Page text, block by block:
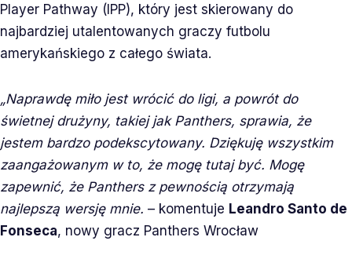
Player Pathway (IPP), który jest skierowany do
najbardziej utalentowanych graczy futbolu
amerykańskiego z całego świata.
„Naprawdę miło jest wrócić do ligi, a powrót do
świetnej drużyny, takiej jak Panthers, sprawia, że ​​
jestem bardzo podekscytowany. Dziękuję wszystkim
zaangażowanym w to, że mogę tutaj być. Mogę
zapewnić, że Panthers z pewnością otrzymają
najlepszą wersję mnie. – komentuje Leandro Santo de
Fonseca, nowy gracz Panthers Wrocław